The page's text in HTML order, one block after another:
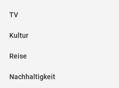
TV
Kultur
Reise
Nachhaltigkeit